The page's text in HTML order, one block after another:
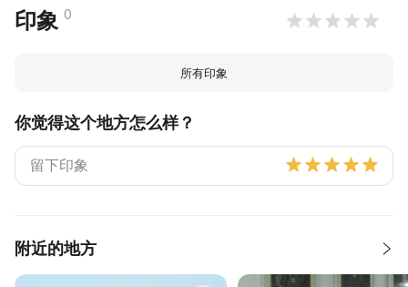
印象 0
所有印象
你觉得这个地方怎么样？
附近的地方